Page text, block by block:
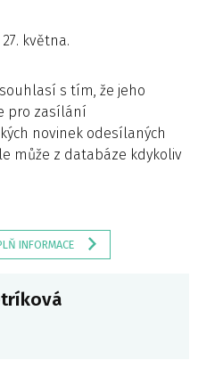
května.
s tím, že jeho
pro zasílání
novinek odesílaných
může z databáze kdykoliv
INFORMACE